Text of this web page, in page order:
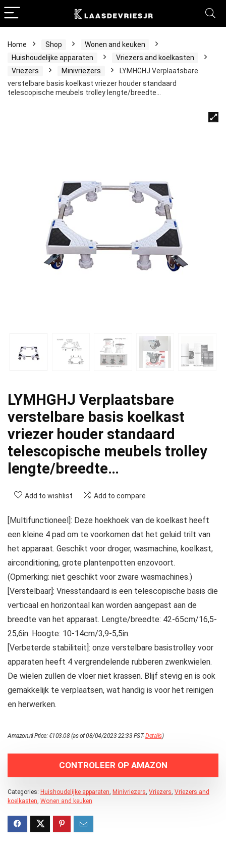
Home Shop
Wonen and keuken
Huishoudelijke apparaten
Vriezers and koelkasten
Vriezers
Minivriezers
LYMHGHJ Verplaatsbare
verstelbare basis koelkast vriezer houder standaard
telescopische meubels trolley lengte/breedte…
LYMHGHJ Verplaatsbare
verstelbare basis koelkast
vriezer houder standaard
telescopische meubels trolley
lengte/breedte…
Add to wishlist Add to compare
[Multifunctioneel]: Deze hoekhoek van de koelkast heeft
een kleine 4 pad om te voorkomen dat het geluid trilt van
het apparaat. Geschikt voor droger, wasmachine, koelkast,
airconditioning, grote plantenpotten enzovoort.
(Opmerking: niet geschikt voor zware wasmachines.)
[Verstelbaar]: Vriesstandaard is een telescopische basis die
verticaal en horizontaal kan worden aangepast aan de
breedte van het apparaat. Lengte/breedte: 42-65cm/16,5-
25,6in. Hoogte: 10-14cm/3,9-5,5in.
[Verbeterde stabiliteit]: onze verstelbare basistrolley voor
apparaten heeft 4 vergrendelende rubberen zwenkwielen.
De wielen zullen de vloer niet krassen. Blijf stevig en is ook
gemakkelijk te verplaatsen, wat handig is voor het reinigen
en herwerken.
Amazon.nl Price:€103.08(as of 08/04/2023 22:33 PST-Details)
CONTROLEER OP AMAZON
Categories: Huishoudelijke apparaten Minivriezers Vriezers Vriezers and
koelkasten Wonen and keuken